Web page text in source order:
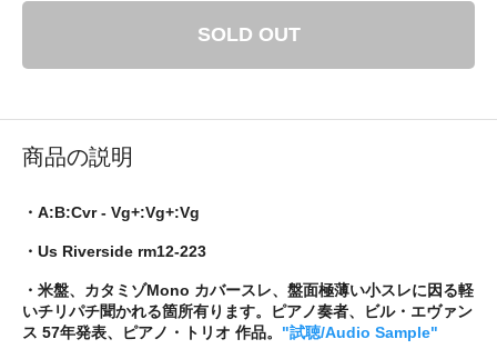
SOLD OUT
商品の説明
・A:B:Cvr - Vg+:Vg+:Vg
・Us Riverside rm12-223
・米盤、カタミゾMono カバースレ、盤面極薄い小スレに因る軽
いチリパチ聞かれる箇所有ります。ピアノ奏者、ビル・エヴァン
ス 57年発表、ピアノ・トリオ 作品。 "試聴/Audio Sample"